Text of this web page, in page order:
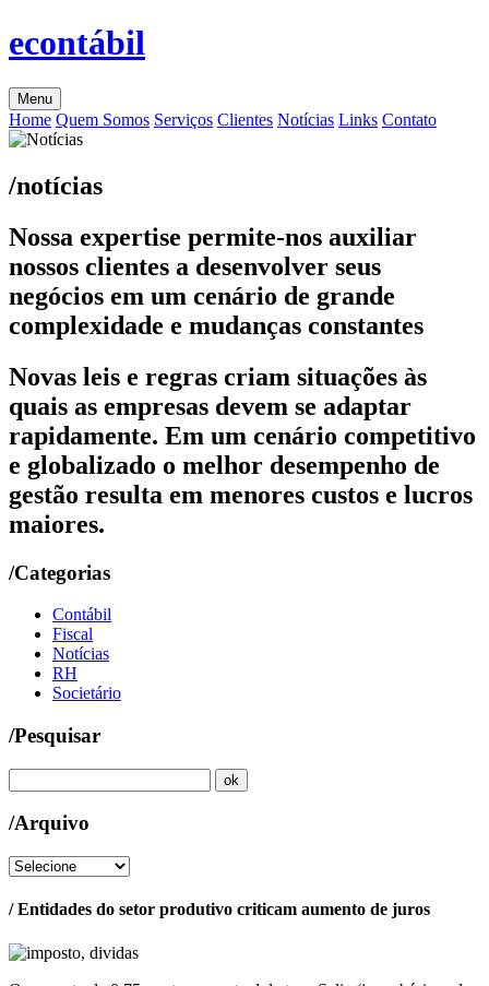
econtábil
Menu
Home Quem Somos Serviços Clientes Notícias Links Contato
/notícias
Nossa expertise permite-nos auxiliar
nossos clientes a desenvolver seus
negócios em um cenário de grande
complexidade e mudanças constantes
Novas leis e regras criam situações às
quais as empresas devem se adaptar
rapidamente. Em um cenário competitivo
e globalizado o melhor desempenho de
gestão resulta em menores custos e lucros
maiores.
/Categorias
Contábil
Fiscal
Notícias
RH
Societário
/Pesquisar
/Arquivo
/ Entidades do setor produtivo criticam aumento de juros